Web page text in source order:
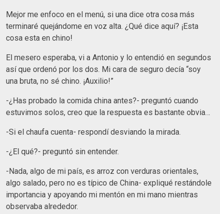
Mejor me enfoco en el menú, si una dice otra cosa más
terminaré quejándome en voz alta. ¿Qué dice aquí? ¡Esta
cosa esta en chino!
El mesero esperaba, vi a Antonio y lo entendió en segundos
así que ordenó por los dos. Mi cara de seguro decía “soy
una bruta, no sé chino. ¡Auxilio!”
-¿Has probado la comida china antes?- preguntó cuando
estuvimos solos, creo que la respuesta es bastante obvia…
-Si el chaufa cuenta- respondí desviando la mirada.
-¿El qué?- preguntó sin entender.
-Nada, algo de mi país, es arroz con verduras orientales,
algo salado, pero no es típico de China- expliqué restándole
importancia y apoyando mi mentón en mi mano mientras
observaba alrededor.